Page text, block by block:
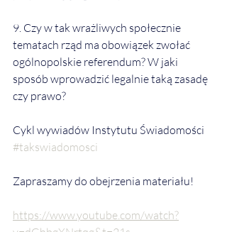
9. Czy w tak wrażliwych społecznie
tematach rząd ma obowiązek zwołać
ogólnopolskie referendum? W jaki
sposób wprowadzić legalnie taką zasadę
czy prawo?
Cykl wywiadów Instytutu Świadomości
#takswiadomosci
Zapraszamy do obejrzenia materiału!
https://www.youtube.com/watch?